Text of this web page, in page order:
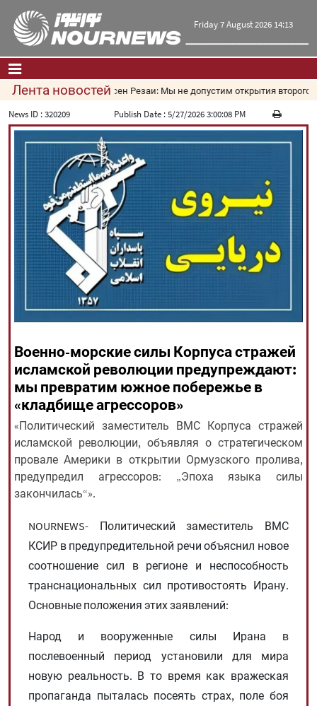
Friday 7 August 2026 14:13
Главная|Контакты|О нас
Новости
Культура и общество
Экономика
Политика
взгляд
Мультимедиа
| فارسی| English|العربیه |
עברית| русский|中文
All rights reserved for NourNews
Copyright © 2021 www.nournews.ir
Лента новостейМохсен Резаи: Мы не допустим открытия второго
News ID :320209 Publish Date :5/27/2026 3:00:08 PM
Военно-морские силы Корпуса стражей
исламской революции предупреждают:
мы превратим южное побережье в
«кладбище агрессоров»
«Политический заместитель ВМС Корпуса стражей
исламской революции, объявляя о стратегическом
провале Америки в открытии Ормузского пролива,
предупредил агрессоров: „Эпоха языка силы
закончилась“».
NOURNEWS- Политический заместитель ВМС
КСИР в предупредительной речи объяснил новое
соотношение сил в регионе и неспособность
транснациональных сил противостоять Ирану.
Основные положения этих заявлений:
Народ и вооруженные силы Ирана в
послевоенный период установили для мира
новую реальность. В то время как вражеская
пропаганда пыталась посеять страх, поле боя